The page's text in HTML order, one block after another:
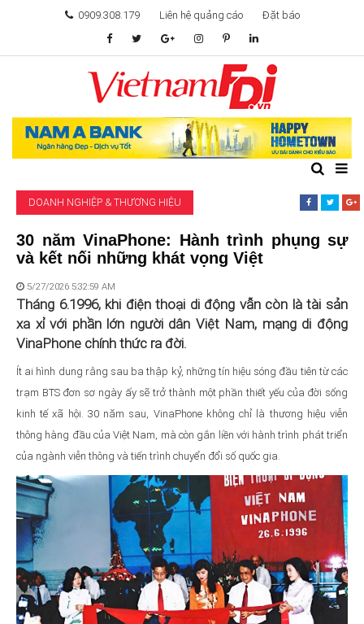
0909.308.179 Liên hệ quảng cáo Đặt báo
TÂM ĐIỂM ĐẦU TƯ
TÀI CHÍNH
KHỞI NGHIỆP
GIẢI TRÍ & CÔNG NGHỆ
DOANH NGHIỆP & THƯƠNG HIỆU
30 năm VinaPhone: Hành trình phụng sự
và kết nối những khát vọng Việt
5/27/2026 5:32:59 AM
Tháng 6.1996, khi điện thoại di động vẫn còn là tài sản
xa xỉ với phần lớn người dân Việt Nam, mạng di động
VinaPhone chính thức ra đời.
Ít ai hình dung rằng sau ba thập kỷ, những tín hiệu sóng đầu tiên từ các
trạm BTS đơn sơ ngày ấy sẽ trở thành một phần thiết yếu của đời sống
kinh tế xã hội. 30 năm sau, VinaPhone không chỉ là thương hiệu viễn
thông hàng đầu của Việt Nam, mà còn gắn liền với hành trình phát triển
của ngành viễn thông và tiến trình chuyển đổi số quốc gia.